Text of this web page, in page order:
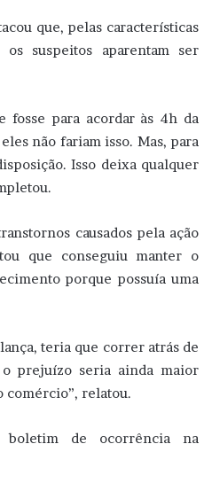
que, pelas características
os suspeitos aparentam ser
fosse para acordar às 4h da
não fariam isso. Mas, para
Isso deixa qualquer
causados pela ação
que conseguiu manter o
porque possuía uma
teria que correr atrás de
prejuízo seria ainda maior
comércio”, relatou.
boletim de ocorrência na